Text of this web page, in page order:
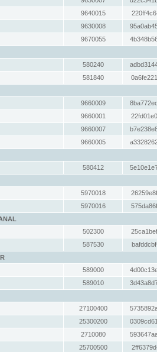
9640015
9630008
9670055
580240
581840
9660009
9660001
9660007
9660005
580412
5970018
5970016
502300
587530
589000
589010
27100400
25300200
2710080
25700500